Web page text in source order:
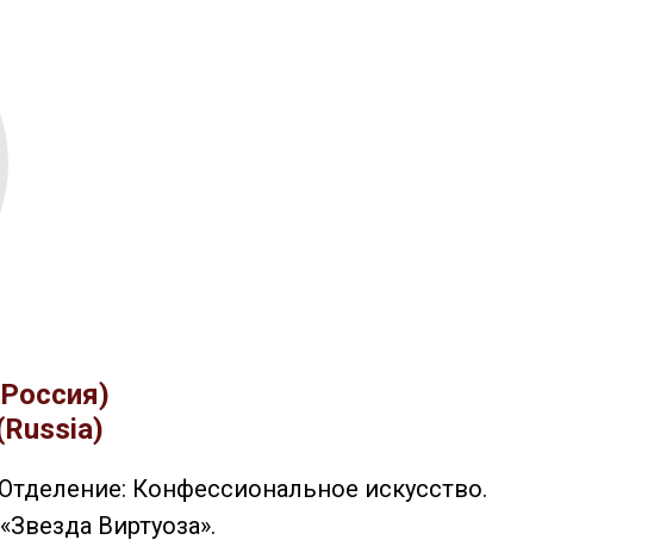
Конфессиональное искусство.
Виртуоза».